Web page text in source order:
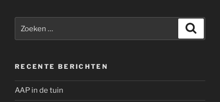
naar:
RECENTE BERICHTEN
AAP in de tuin